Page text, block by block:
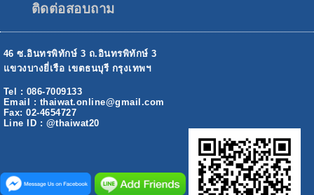
ติดต่อสอบถาม
46 ซ.อินทรพิทักษ์ 3 ถ.อินทรพิทักษ์ 3
แขวงบางยี่เรือ เขตธนบุรี กรุงเทพฯ
Tel : 086-7009133
Email : thaiwat.online@gmail.com
Fax: 02-4654727
Line ID : @thaiwat20